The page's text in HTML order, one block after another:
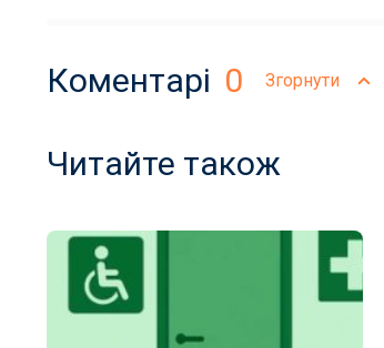
Коментарі 0 Згорнути
Читайте також